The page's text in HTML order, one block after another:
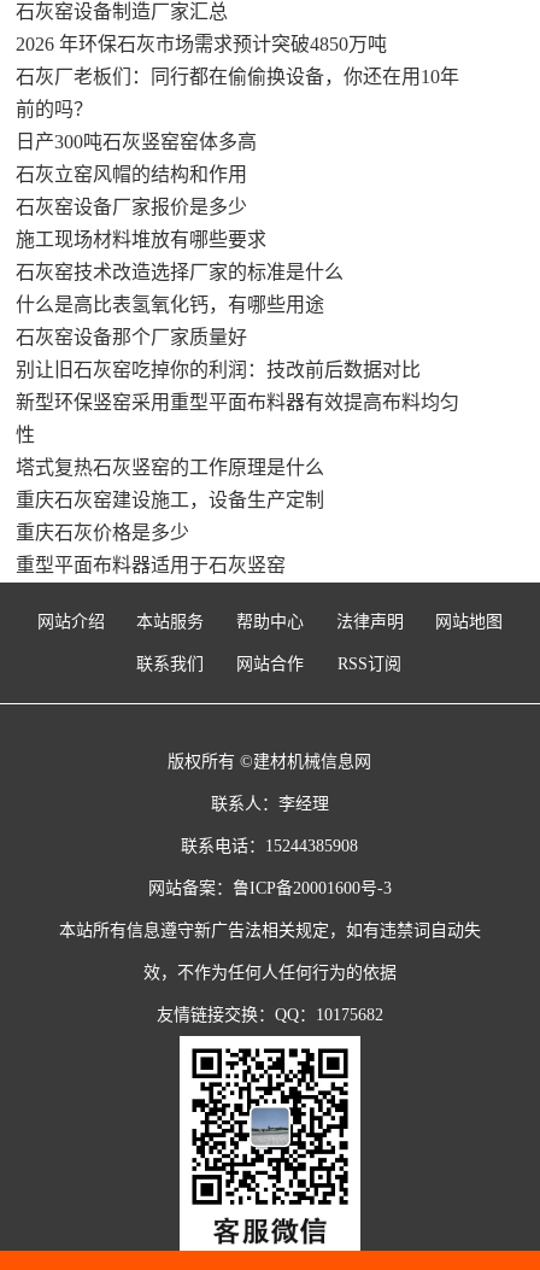
石灰窑设备制造厂家汇总
2026 年环保石灰市场需求预计突破4850万吨
石灰厂老板们：同行都在偷偷换设备，你还在用10年
前的吗？
日产300吨石灰竖窑窑体多高
石灰立窑风帽的结构和作用
石灰窑设备厂家报价是多少
施工现场材料堆放有哪些要求
石灰窑技术改造选择厂家的标准是什么
什么是高比表氢氧化钙，有哪些用途
石灰窑设备那个厂家质量好
别让旧石灰窑吃掉你的利润：技改前后数据对比
新型环保竖窑采用重型平面布料器有效提高布料均匀
性
塔式复热石灰竖窑的工作原理是什么
重庆石灰窑建设施工，设备生产定制
重庆石灰价格是多少
重型平面布料器适用于石灰竖窑
网站介绍 本站服务 帮助中心 法律声明 网站地图
联系我们 网站合作 RSS订阅
版权所有 ©建材机械信息网
联系人：李经理
联系电话：15244385908
网站备案： 鲁ICP备20001600号-3
本站所有信息遵守新广告法相关规定，如有违禁词自动失
效，不作为任何人任何行为的依据
友情链接交换：QQ：10175682